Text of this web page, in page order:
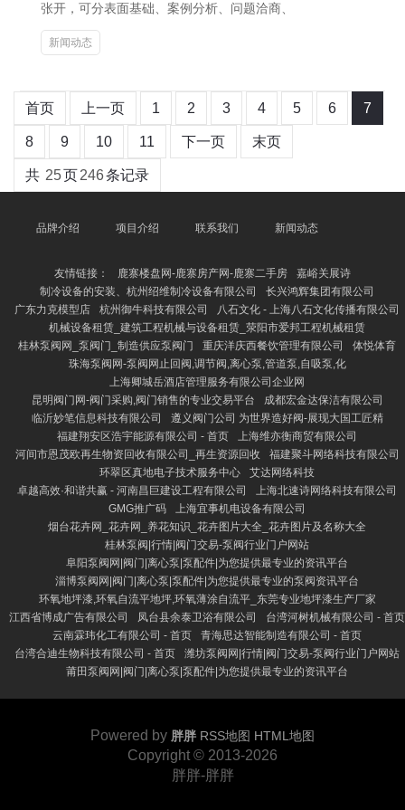
张开，可分表面基础、案例分析、问题洽商、
新闻动态
首页 上一页 1 2 3 4 5 6 7
8 9 10 11 下一页 末页
共 25页246条记录
品牌介绍 项目介绍 联系我们 新闻动态
友情链接： 鹿寨楼盘网-鹿寨房产网-鹿寨二手房
嘉峪关展诗
制冷设备的安装、杭州绍维制冷设备有限公司
长兴鸿辉集团有限公司
广东力克模型店
杭州御牛科技有限公司
八石文化 - 上海八石文化传播有限公司
机械设备租赁_建筑工程机械与设备租赁_荥阳市爱邦工程机械租赁
桂林泵阀网_泵阀门_制造供应泵阀门
重庆洋庆西餐饮管理有限公司
体悦体育
珠海泵阀网-泵阀网止回阀,调节阀,离心泵,管道泵,自吸泵,化
上海卿城岳酒店管理服务有限公司企业网
昆明阀门网-阀门采购,阀门销售的专业交易平台
成都宏金达保洁有限公司
临沂妙笔信息科技有限公司
遵义阀门公司 为世界造好阀-展现大国工匠精
福建翔安区浩宇能源有限公司 - 首页
上海维亦衡商贸有限公司
河间市恩茂欧再生物资回收有限公司_再生资源回收
福建聚斗网络科技有限公司
环翠区真地电子技术服务中心
艾达网络科技
卓越高效·和谐共赢 - 河南昌巨建设工程有限公司
上海北速诗网络科技有限公司
GMG推广码
上海宜事机电设备有限公司
烟台花卉网_花卉网_养花知识_花卉图片大全_花卉图片及名称大全
桂林泵阀|行情|阀门交易-泵阀行业门户网站
阜阳泵阀网|阀门|离心泵|泵配件|为您提供最专业的资讯平台
淄博泵阀网|阀门|离心泵|泵配件|为您提供最专业的泵阀资讯平台
环氧地坪漆,环氧自流平地坪,环氧薄涂自流平_东莞专业地坪漆生产厂家
江西省博成广告有限公司
凤台县余泰卫浴有限公司
台湾河树机械有限公司 - 首页
云南霖玮化工有限公司 - 首页
青海思达智能制造有限公司 - 首页
台湾合迪生物科技有限公司 - 首页
潍坊泵阀网|行情|阀门交易-泵阀行业门户网站
莆田泵阀网|阀门|离心泵|泵配件|为您提供最专业的资讯平台
Powered by 胖胖 RSS地图 HTML地图
Copyright © 2013-2026
胖胖-胖胖